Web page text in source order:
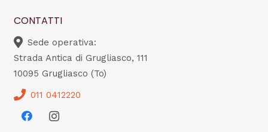
CONTATTI
Sede operativa:
Strada Antica di Grugliasco, 111
10095 Grugliasco (To)
011 0412220